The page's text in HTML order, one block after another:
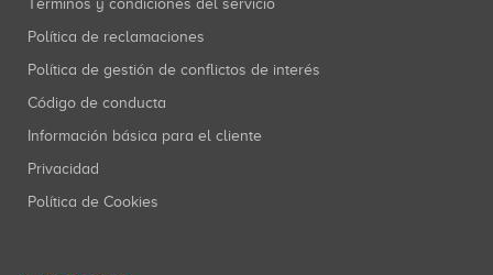
Términos y condiciones del servicio
Política de reclamaciones
Política de gestión de conflictos de interés
Código de conducta
Información básica para el cliente
Privacidad
Política de Cookies